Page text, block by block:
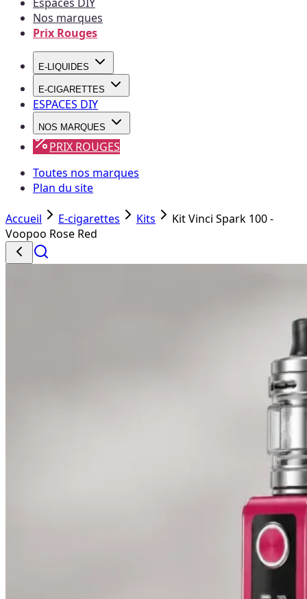
Nos marques
Prix Rouges
E-LIQUIDES
E-CIGARETTES
ESPACES DIY
NOS MARQUES
PRIX ROUGES
Toutes nos marques
Plan du site
Accueil E-cigarettes Kits
Kit Vinci Spark 100 -
Voopoo Rose Red